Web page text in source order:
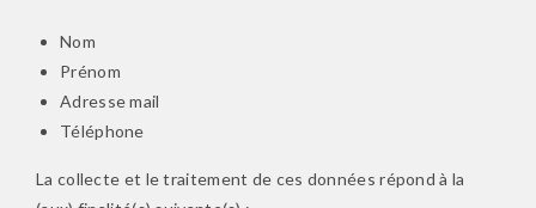
Nom
Prénom
Adresse mail
Téléphone
La collecte et le traitement de ces données répond à la